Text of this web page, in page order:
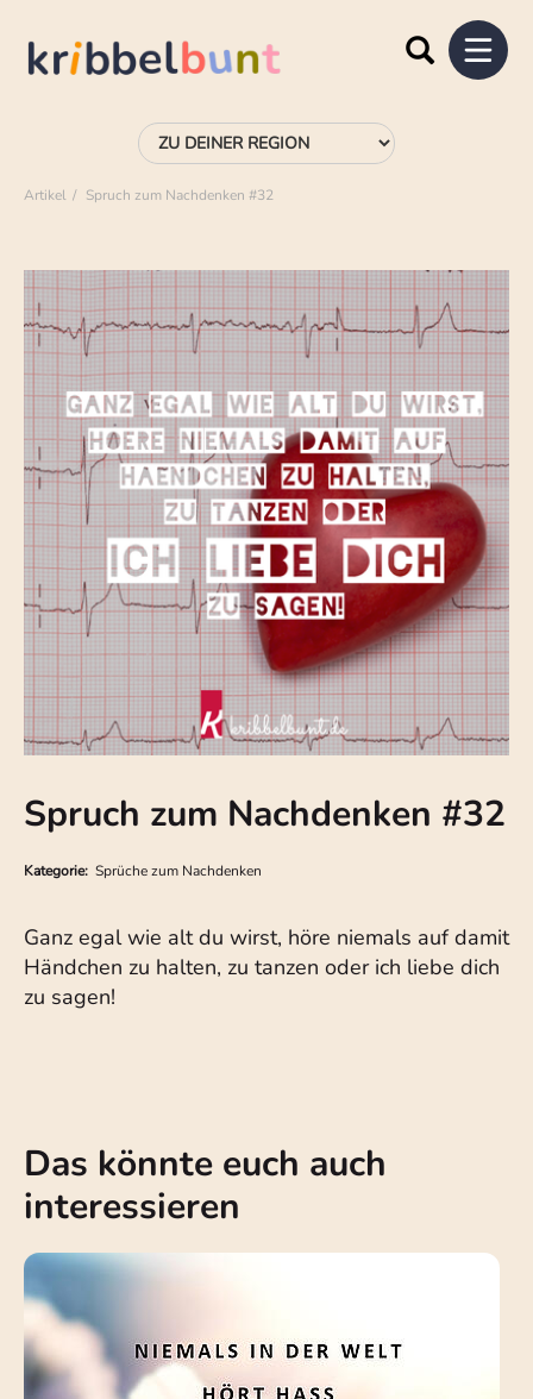
Artikel Spruch zum Nachdenken #32
Spruch zum Nachdenken #32
Kategorie: Sprüche zum Nachdenken
Ganz egal wie alt du wirst, höre niemals auf damit
Händchen zu halten, zu tanzen oder ich liebe dich
zu sagen!
Das könnte euch auch
interessieren